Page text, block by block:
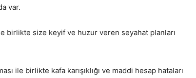
var.
birlikte size keyif ve huzur veren seyahat planları
ile birlikte kafa karışıklığı ve maddi hesap hataları